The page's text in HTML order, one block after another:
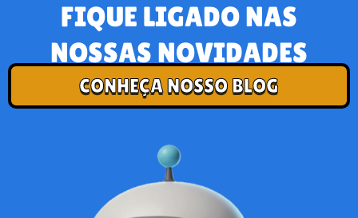
FIQUE LIGADO NAS
NOSSAS NOVIDADES
CONHEÇA NOSSO BLOG